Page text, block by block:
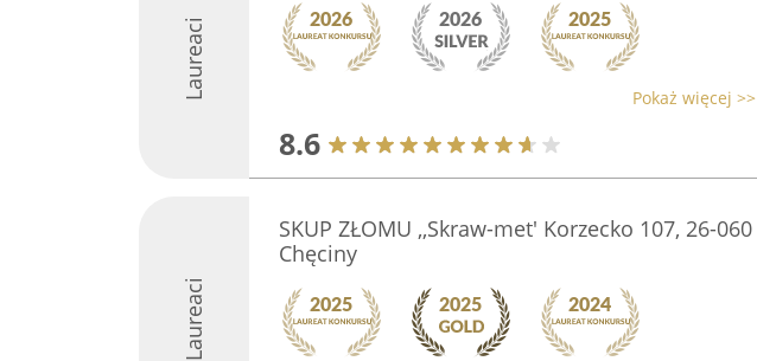
Laureaci Pokaż więcej >>
8.6
Laureaci
SKUP ZŁOMU ,,Skraw-met' Korzecko 107, 26-060
Chęciny